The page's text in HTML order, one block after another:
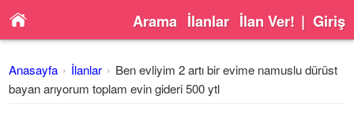
Arama İlanlar İlan Ver! | Giriş
Anasayfa İlanlar
Ben evliyim 2 artı bir evime namuslu dürüst
bayan arıyorum toplam evin gideri 500 ytl